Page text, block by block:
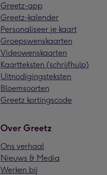
Greetz-app
Greetz-kalender
Personaliseer je kaart
Groepswenskaarten
Videowenskaarten
Kaartteksten (schrijfhulp)
Uitnodigingsteksten
Bloemsoorten
Greetz kortingscode
Over Greetz
Ons verhaal
Nieuws & Media
Werken bij